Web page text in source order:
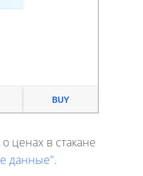
ценах в стакане
данные".